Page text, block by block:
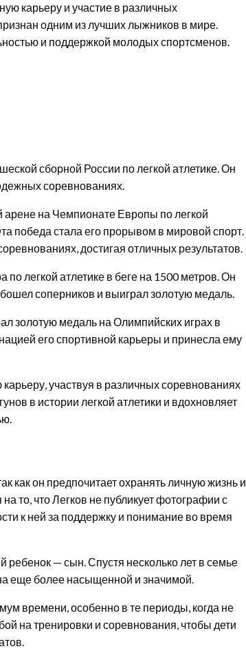
карьеру и участие в различных
одним из лучших лыжников в мире.
и поддержкой молодых спортсменов.
сборной России по легкой атлетике. Он
соревнованиях.
на Чемпионате Европы по легкой
победа стала его прорывом в мировой спорт.
достигая отличных результатов.
легкой атлетике в беге на 1500 метров. Он
соперников и выиграл золотую медаль.
золотую медаль на Олимпийских играх в
его спортивной карьеры и принесла ему
участвуя в различных соревнованиях
в истории легкой атлетики и вдохновляет
он предпочитает охранять личную жизнь и
то, что Легков не публикует фотографии с
к ней за поддержку и понимание во время
ребенок — сын. Спустя несколько лет в семье
еще более насыщенной и значимой.
времени, особенно в те периоды, когда не
на тренировки и соревнования, чтобы дети